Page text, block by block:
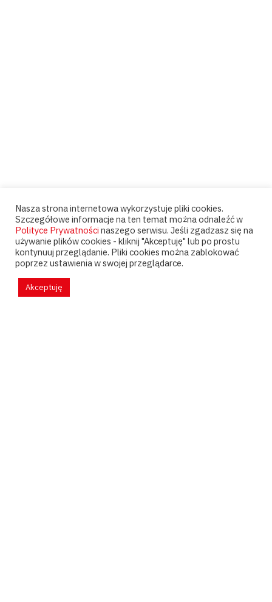
Nasza strona internetowa wykorzystuje pliki cookies.
Szczegółowe informacje na ten temat można odnaleźć w
Polityce Prywatności naszego serwisu. Jeśli zgadzasz się na
używanie plików cookies - kliknij "Akceptuję" lub po prostu
kontynuuj przeglądanie. Pliki cookies można zablokować
poprzez ustawienia w swojej przeglądarce.
Akceptuję